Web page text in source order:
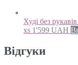
Худі без
xs 1'599 UAH
Відгуки